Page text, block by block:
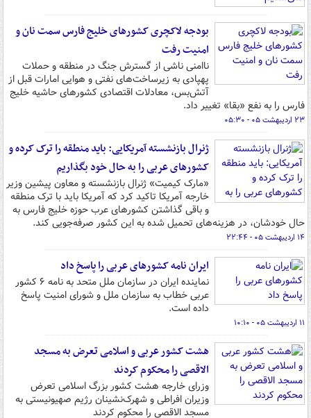
بودجه لاکچری کشورهای خلیج فارس سمت نان و
امنیت رفت
ناامنی ناشی از گسترش جنگ در منطقه و حملات
پهپادی به زیرساخت‌های نفتی و هوایی امارات قبل از
آتش‌بس، معادلات اقتصادی کشورهای حاشیه خلیج
فارس را به نفع «بقا» تغییر داد.
۲۳ اردیبهشت ۰۵ - ۰۵:۳۰
ژنرال بازنشسته آمریکایی: باید منطقه را ترک کرده و
کشورهای عربی را به حال خود بگذاریم
«مارک کیمیت» ژنرال بازنشسته و معاون پیشین وزیر
خارجه آمریکا تاکید کرد که آمریکا باید با ترک منطقه
و باقی گذاشتن کشورهای عرب حوزه خلیج فارس به
حال خودشان، در هزینه‌های تحمیل شده به این کشور صرفه‌جویی کند.
۱۴ اردیبهشت ۰۵ - ۲۲:۴۴
ایران نامه کشورهای عربی را پاسخ داد
نماینده ایران در سازمان ملل متحد به نامه ۶ کشور
عربی خطاب به سازمان ملل و شورای امنیت پاسخ
داده است.
۱۱ اردیبهشت ۰۵ - ۱۰:۱۰
هشت کشور عربی و اسلامی تعرض به مسجد
الاقصی را محکوم کردند
وزرای خارجه هشت کشور بزرگ اسلامی تعرض
وزیران افراطی و شهرک‌نشینان رژیم صهیونیستی به
مسجد الاقصی را محکوم کردند